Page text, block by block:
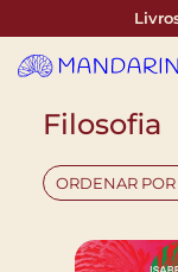
Filosofia
ORDENAR